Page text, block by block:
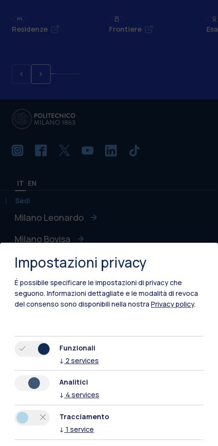
Residenze Frontiere
IT EN
Sedi
Milano Leonardo
Milano Bovisa
Cremona
Lecco
Mantova
Xi'an
Naviga il sito
Contattaci
Impostazioni privacy
È possibile specificare le impostazioni di privacy che
seguono. Informazioni dettagliate e le modalità di revoca
del consenso sono disponibili nella nostra Privacy policy.
Funzionali
↓ 2 services
Analitici
↓ 4 services
Tracciamento
↓ 1 service